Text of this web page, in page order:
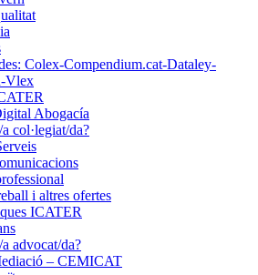
Colex-Compendium.cat-Dataley-
Vlex
Abogacía
col·legiat/da?
i altres ofertes
ICATER
advocat/da?
– CEMICAT